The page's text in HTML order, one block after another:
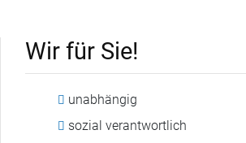
Wir für Sie!
unabhängig
sozial verantwortlich